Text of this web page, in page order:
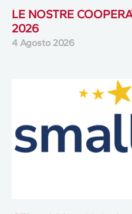
LE NOSTRE
2026
4 Agosto 2026